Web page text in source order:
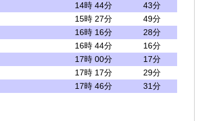
14時 44分
43分
15時 27分
49分
16時 16分
28分
16時 44分
16分
17時 00分
17分
17時 17分
29分
17時 46分 31分